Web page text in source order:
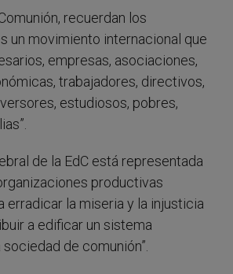
recuerdan los
un movimiento internacional que
empresas, asociaciones,
trabajadores, directivos,
estudiosos, pobres,
de la EdC está representada
productivas
erradicar la miseria y la injusticia
a edificar un sistema
de comunión”.